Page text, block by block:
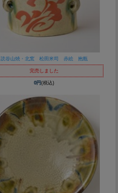
読谷山焼・北窯 松田米司 赤絵 抱瓶
完売しました
0円(税込)